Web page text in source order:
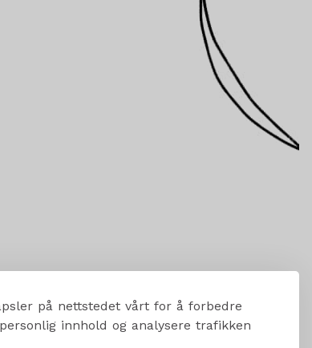
på nettstedet vårt for å forbedre
innhold og analysere trafikken